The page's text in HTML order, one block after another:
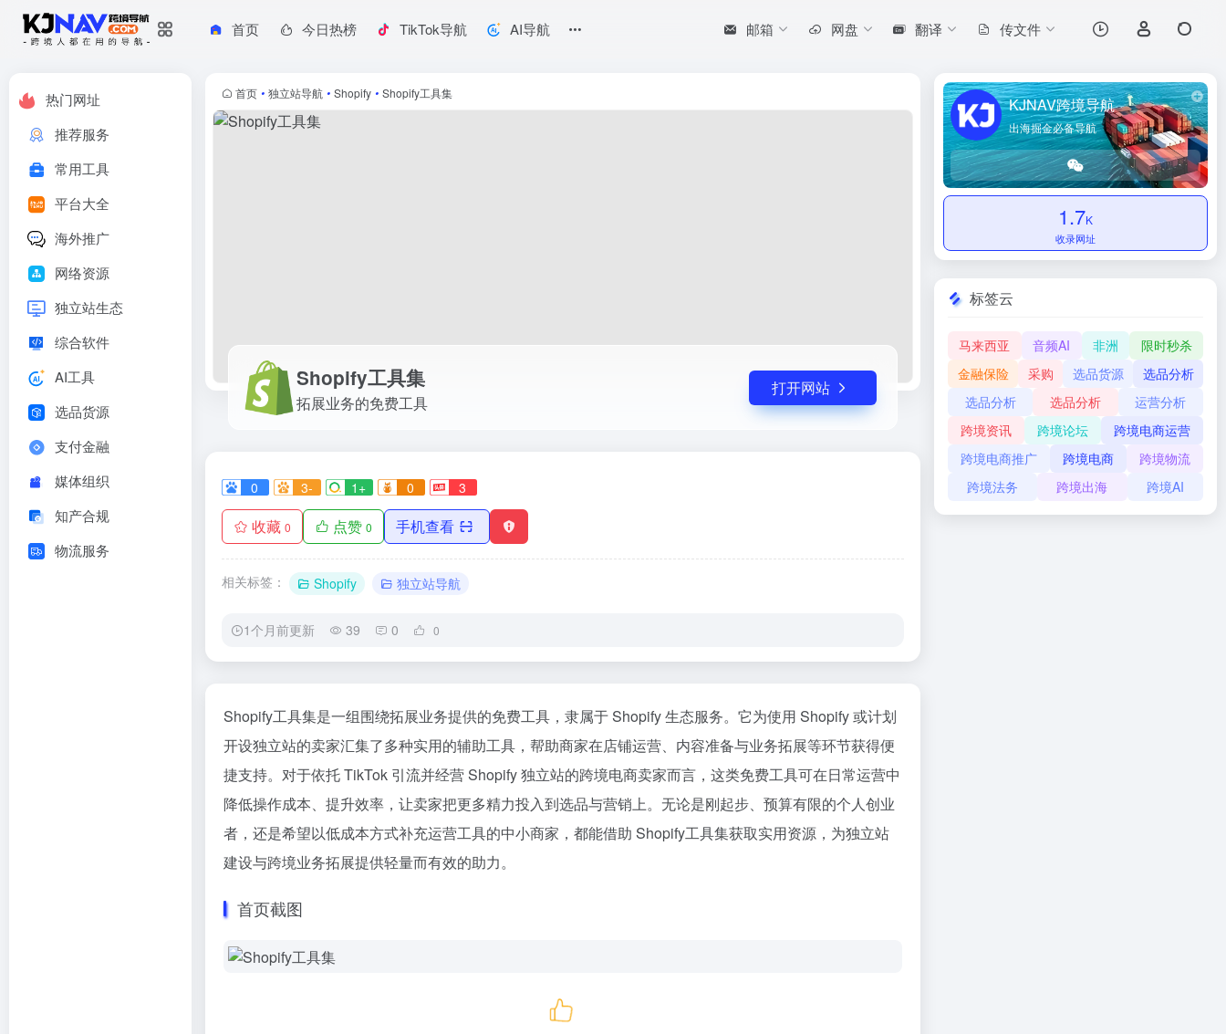
首页 今日热榜 TikTok导航 AI导航 邮箱 网盘 翻译 传文件
热门网址
推荐服务
常用工具
平台大全
海外推广
网络资源
独立站生态
综合软件
AI工具
选品货源
支付金融
媒体组织
知产合规
物流服务
首页 • 独立站导航 • Shopify • Shopify工具集
Shopify工具集
拓展业务的免费工具
打开网站
0 3- 1+ 0 3
收藏 0 点赞 0 手机查看
相关标签： Shopify 独立站导航
1个月前更新 39 0 0
Shopify工具集
Shopify工具集是一组围绕拓展业务提供的免费工具，隶属于 Shopify 生态服务。它为使用 Shopify 或计划
开设独立站的卖家汇集了多种实用的辅助工具，帮助商家在店铺运营、内容准备与业务拓展等环节获得便
捷支持。对于依托 TikTok 引流并经营 Shopify 独立站的跨境电商卖家而言，这类免费工具可在日常运营中
降低操作成本、提升效率，让卖家把更多精力投入到选品与营销上。无论是刚起步、预算有限的个人创业
者，还是希望以低成本方式补充运营工具的中小商家，都能借助 Shopify工具集获取实用资源，为独立站
建设与跨境业务拓展提供轻量而有效的助力。
首页截图
KJNAV跨境导航
出海掘金必备导航
1.7K
收录网址
标签云
马来西亚 音频AI 非洲
限时秒杀
金融保险
采购 选品货源
选品分析
选品分析
选品分析
运营分析
跨境资讯
跨境论坛
跨境电商运营
跨境电商推广
跨境电商
跨境物流
跨境法务
跨境出海 跨境AI